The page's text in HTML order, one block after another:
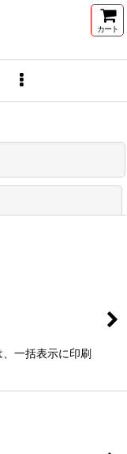
カート
一括表示に印刷